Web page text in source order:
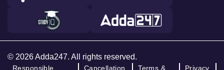
© 2026 Adda247. All rights reserved.
Responsible Cancellation Terms & Privacy